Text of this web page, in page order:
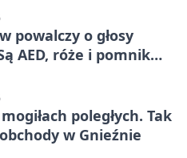
powalczy o głosy
AED, róże i pomnik
poległych. Tak
w Gnieźnie